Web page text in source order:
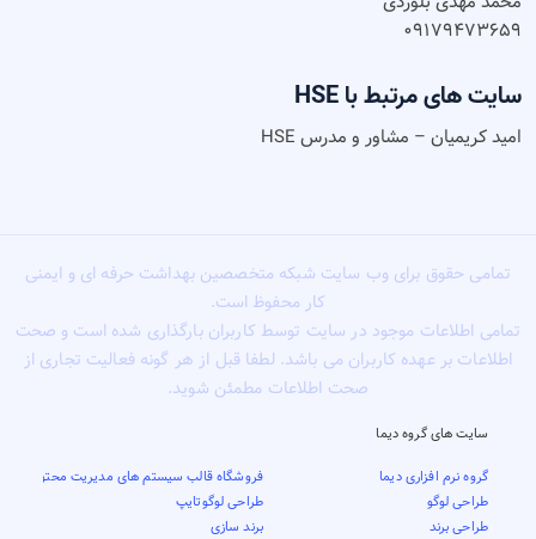
۰۹۱۷۹۴۷۳۶۵۹
سایت های مرتبط با HSE
امید کریمیان – مشاور و مدرس HSE
تمامی حقوق برای وب سایت شبکه متخصصین بهداشت حرفه ای و ایمنی
کار محفوظ است.
تمامی اطلاعات موجود در سایت توسط کاربران بارگذاری شده است و صحت
اطلاعات بر عهده کاربران می باشد. لطفا قبل از هر گونه فعالیت تجاری از
صحت اطلاعات مطمئن شوید.
سایت های گروه دیما
گروه نرم افزاری دیما
فروشگاه قالب سیستم های مدیریت محتوا
طراحی لوگو
طراحی لوگوتایپ
طراحی برند
برند سازی